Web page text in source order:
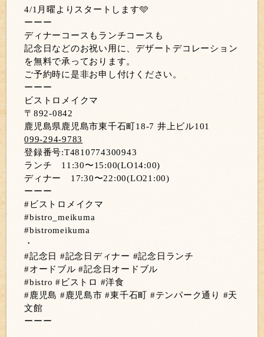
4/1月曜よりスタートします🩵
ーーー
ディナーコースもランチコースも
記念日などのお祝い用に、デザートデコレーション
を無料で承っております。
ご予約時に是非お申し付けください。
ーーー
ビストロメイクマ
〒892-0842
鹿児島県鹿児島市東千石町18-7 井上ビル101
099-294-9783
登録番号:T4810774300943
ランチ 11:30〜15:00(LO14:00)
ディナー 17:30〜22:00(LO21:00)
ーーー
#ビストロメイクマ
#bistro_meikuma
#bistromeikuma
・
#記念日 #記念日ディナー #記念日ランチ
#オードブル #記念日オードブル
#bistro #ビストロ #洋食
#鹿児島 #鹿児島市 #東千石町 #テンパーク通り #天
文館
ーーー